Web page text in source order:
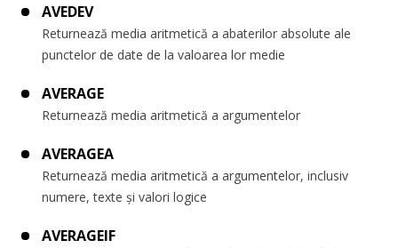
AVEDEV
Returnează media aritmetică a abaterilor absolute ale
punctelor de date de la valoarea lor medie
AVERAGE
Returnează media aritmetică a argumentelor
AVERAGEA
Returnează media aritmetică a argumentelor, inclusiv
numere, texte și valori logice
AVERAGEIF